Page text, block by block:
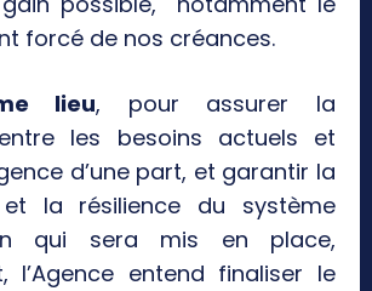
forcé de nos créances.
lieu, pour assurer la
les besoins actuels et
d’une part, et garantir la
et la résilience du système
qui sera mis en place,
l’Agence entend finaliser le